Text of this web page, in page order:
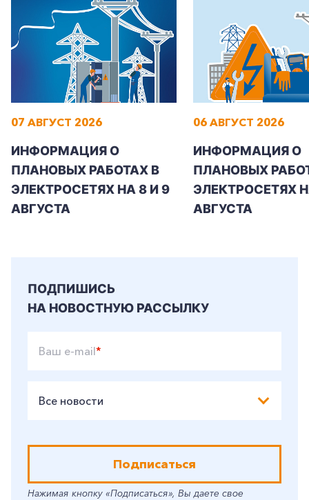
Частным клиентам
07 АВГУСТ 2026
ИНФОРМАЦИЯ О
ПЛАНОВЫХ РАБОТАХ В
ЭЛЕКТРОСЕТЯХ НА 8 И 9
АВГУСТА
06 АВГУСТ 2026
ИНФОРМАЦИЯ О
ПЛАНОВЫХ
ЭЛЕКТРОСЕТЯХ
АВГУСТА
ПОДПИШИСЬ
НА НОВОСТНУЮ РАССЫЛКУ
Ваш e-mail*
Все новости
Подписаться
Нажимая кнопку «Подписаться», Вы даете свое